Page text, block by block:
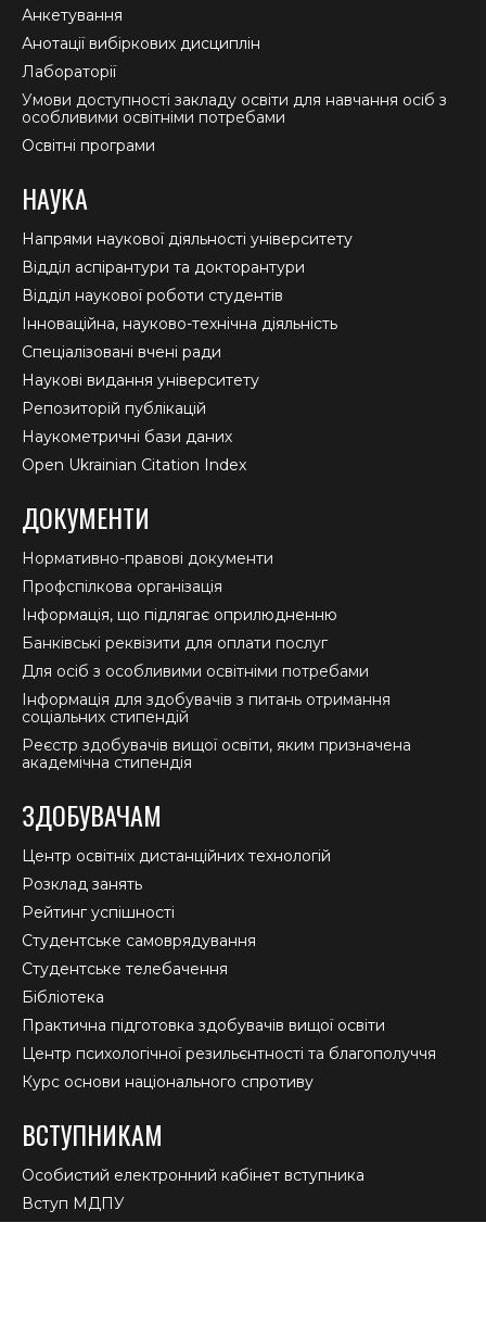
Анкетування
Анотації вибіркових дисциплін
Лабораторії
Умови доступності закладу освіти для навчання осіб з
особливими освітніми потребами
Освітні програми
НАУКА
Напрями наукової діяльності університету
Відділ аспірантури та докторантури
Відділ наукової роботи студентів
Інноваційна, науково-технічна діяльність
Спеціалізовані вчені ради
Наукові видання університету
Репозиторій публікацій
Наукометричні бази даних
Open Ukrainian Citation Index
ДОКУМЕНТИ
Нормативно-правові документи
Профспілкова організація
Інформація, що підлягає оприлюдненню
Банківські реквізити для оплати послуг
Для осіб з особливими освітніми потребами
Інформація для здобувачів з питань отримання
соціальних стипендій
Реєстр здобувачів вищої освіти, яким призначена
академічна стипендія
ЗДОБУВАЧАМ
Центр освітніх дистанційних технологій
Розклад занять
Рейтинг успішності
Студентське самоврядування
Студентське телебачення
Бібліотека
Практична підготовка здобувачів вищої освіти
Центр психологічної резильєнтності та благополуччя
Курс основи національного спротиву
ВСТУПНИКАМ
Особистий електронний кабінет вступника
Вступ МДПУ